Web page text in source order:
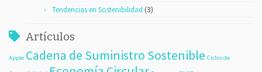
Tendencias en Sostenibilidad (3)
Artículos
Apple Cadena de Suministro Sostenible Ciclos de